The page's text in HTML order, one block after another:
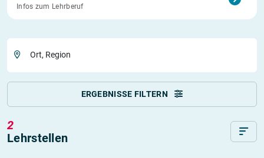
Infos zum Lehrberuf
Ort, Region
ERGEBNISSE FILTERN
2
Lehrstellen